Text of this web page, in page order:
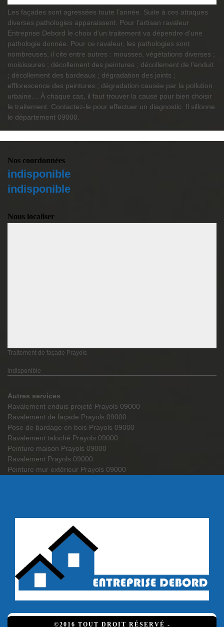
Les façades sont agressées toute l’année. Suite à ces attaques
diverses pathologies apparaissent. Pour l’artisan ravaleur
Entreprise Debord le choix d’un traitement va dépendre d’une
pathologie donnée. Pour ce ravaleur, les pathologies sont
nombreuses, il cite entre autres : mousses, végétations diverses ;
moisissures ; décollement des peintures ; décollement de l’enduit
; décollement des bardeaux ; dégradation des joints ;
efflorescence des peintures ; dégradation causée par la pollution
urbaine… À chaque cas, il faut trouver la cause pour bien choisir
le traitement. Contactez-le pour effectuer un diagnostic. Il sillonne
le département 09000.
Nos coordonnées
indisponible
indisponible
Nous localiser
Traitement de façade Prayols
indisponible
Autres services
Ravalement enduis projeté Prayols 09000
Ravalement de façade Prayols 09000
Pose de bardage en bois Prayols 09000
Ravalement taloché Prayols 09000
Peinture maison Prayols 09000
Ravalement Prayols 09000
Peinture mur extérieur Prayols 09000
©2016 TOUT DROIT RÉSERVÉ -